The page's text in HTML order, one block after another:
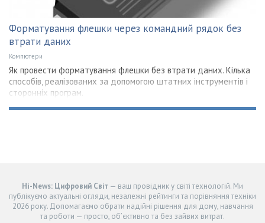
Форматування флешки через командний рядок без
втрати даних
Компютери
Як провести форматування флешки без втрати даних. Кілька
способів, реалізованих за допомогою штатних інструментів і
сторонніх програм.
Hi-News: Цифровий Світ — ваш провідник у світі технологій. Ми
публікуємо актуальні огляди, незалежні рейтинги та порівняння техніки
2026 року. Допомагаємо обрати надійні рішення для дому, навчання
та роботи — просто, об’єктивно та без зайвих витрат.